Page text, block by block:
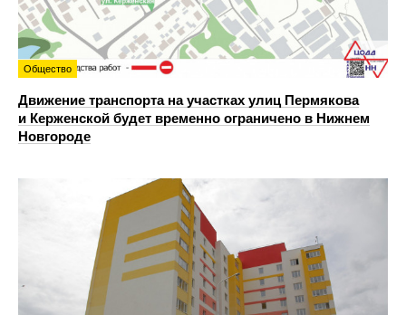
Общество
Движение транспорта на участках улиц Пермякова
и Керженской будет временно ограничено в Нижнем
Новгороде